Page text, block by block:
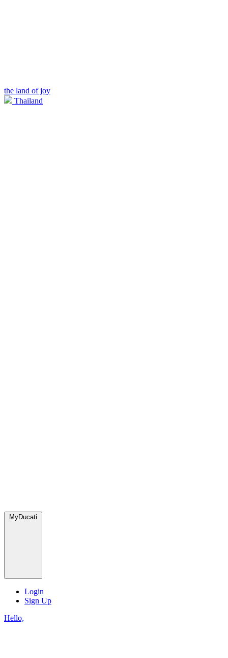
the land of joy
Thailand
MyDucati
Login
Sign Up
Hello,